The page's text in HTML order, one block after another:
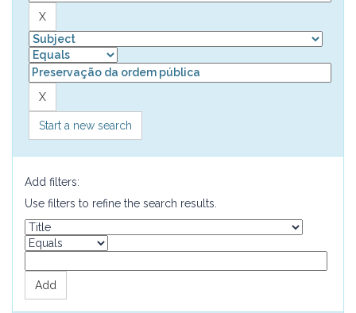
Start a new search
Add filters:
Use filters to refine the search results.